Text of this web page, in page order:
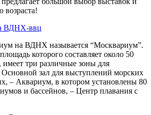
возраста!
ВДНХ-ввц
на ВДНХ называется “Москвариум”.
которого составляет около 50
имеет три различные зоны для
Основной зал для выступлений морских
– Аквариум, в котором установлены 80
и бассейнов, – Центр плавания с